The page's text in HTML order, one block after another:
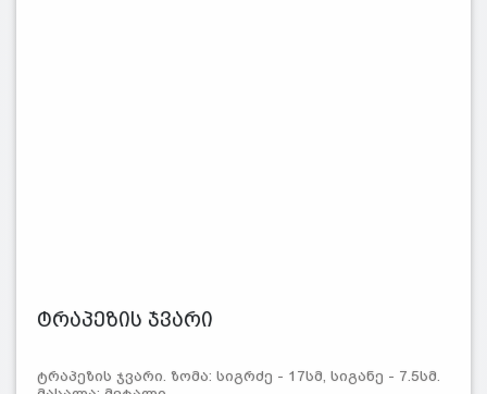
ტრაპეზის ჯვარი
ტრაპეზის ჯვარი. ზომა: სიგრძე - 17სმ, სიგანე - 7.5სმ.